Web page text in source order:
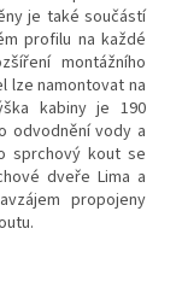
je také součástí
profilu na každé
montážního
lze namontovat na
kabiny je 190
odvodnění vody a
sprchový kout se
dveře Lima a
propojeny